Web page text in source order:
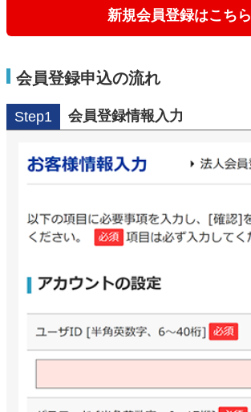
新規会員登録はこちら
会員登録申込の流れ
Step1 会員登録情報入力